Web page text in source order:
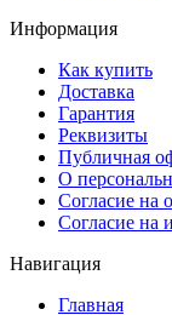
Информация
Как купить
Доставка
Гарантия
Реквизиты
Публичная
О
Согласие на
Согласие на
Навигация
Главная